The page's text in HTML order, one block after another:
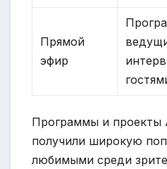
Прямой
эфир
Программы и проекты
получили широкую
любимыми среди